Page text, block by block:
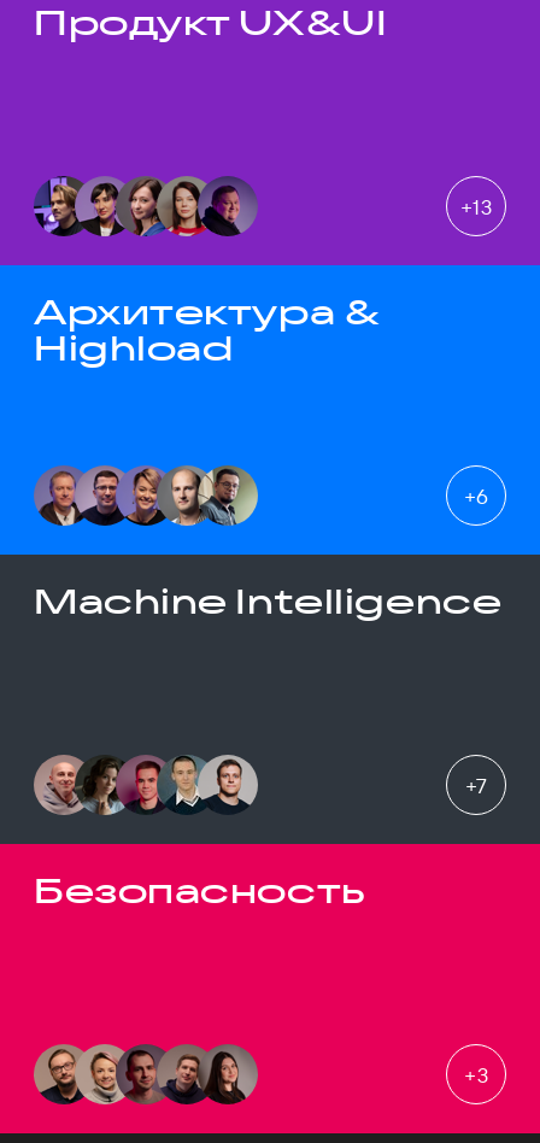
Темы докладов
Продукт UX&UI
+13
Архитектура &
Highload
+6
Machine Intelligence
+7
Безопасность
+3